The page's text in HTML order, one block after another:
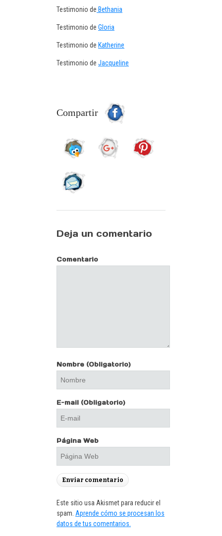
Testimonio de Bethania
Testimonio de Gloria
Testimonio de Katherine
Testimonio de Jacqueline
Compartir
Deja un comentario
Comentario
Nombre (Obligatorio)
E-mail (Obligatorio)
Página Web
Este sitio usa Akismet para reducir el
spam. Aprende cómo se procesan los
datos de tus comentarios.